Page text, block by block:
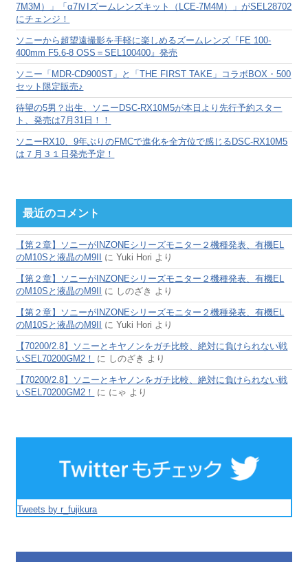
7M3M）」「α7ⅣIズームレンズキット（LCE-7M4M）」がSEL28702
にチェンジ！
ソニーから超望遠撮影を手軽に楽しめるズームレンズ『FE 100-
400mm F5.6-8 OSS＝SEL100400』発売
ソニー「MDR-CD900ST」と「THE FIRST TAKE」コラボBOX・500
セット限定販売♪
待望の5男？出生、ソニーDSC-RX10M5が本日より先行予約スター
ト、発売は7月31日！！
ソニーRX10、9年ぶりのFMCで進化を全方位で感じるDSC-RX10M5
は７月３１日発売予定！
最近のコメント
【第２章】ソニーがINZONEシリーズモニター２機種発表、有機EL
のM10Sと液晶のM9II
にYuki Hori より
【第２章】ソニーがINZONEシリーズモニター２機種発表、有機EL
のM10Sと液晶のM9II
に しのざき より
【第２章】ソニーがINZONEシリーズモニター２機種発表、有機EL
のM10Sと液晶のM9II
にYuki Hori より
【70200/2.8】ソニーとキヤノンをガチ比較、絶対に負けられない戦
いSEL70200GM2！
に しのざき より
【70200/2.8】ソニーとキヤノンをガチ比較、絶対に負けられない戦
いSEL70200GM2！
に にゃ より
Tweets by r_fujikura